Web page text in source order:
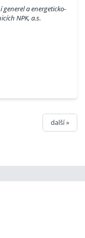
generel a energeticko-
NPK, a.s.
další »